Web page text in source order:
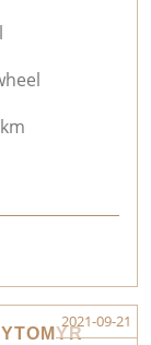
2021-09-21